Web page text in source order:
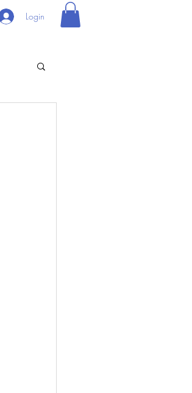
Login